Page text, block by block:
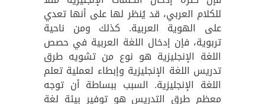
للكلام العربي، قد يُنظر لها على أنها تعدي
على الهوية العربية. كذلك ومن ناحية
تربوية، فإن إدخال اللغة العربية في حصص
اللغة الإنجليزية هو نوع من تشويه طرق
تدريس اللغة الإنجليزية وإبطاء لعملية تعلم
اللغة الإنجليزية. السبب ببساطة أن توجه
معظم طرق التدريس هو توفير بيئة لغة